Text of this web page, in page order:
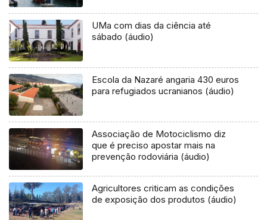
UMa com dias da ciência até
sábado (áudio)
Escola da Nazaré angaria 430 euros
para refugiados ucranianos (áudio)
Associação de Motociclismo diz
que é preciso apostar mais na
prevenção rodoviária (áudio)
Agricultores criticam as condições
de exposição dos produtos (áudio)